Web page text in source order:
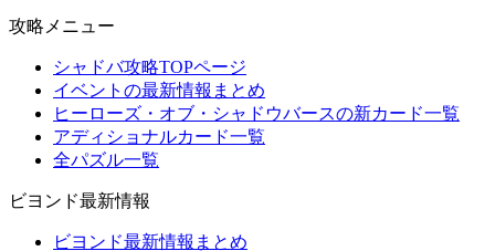
攻略メニュー
シャドバ攻略TOPページ
イベントの最新情報まとめ
ヒーローズ・オブ・シャドウバースの新カード一覧
アディショナルカード一覧
全パズル一覧
ビヨンド最新情報
ビヨンド最新情報まとめ